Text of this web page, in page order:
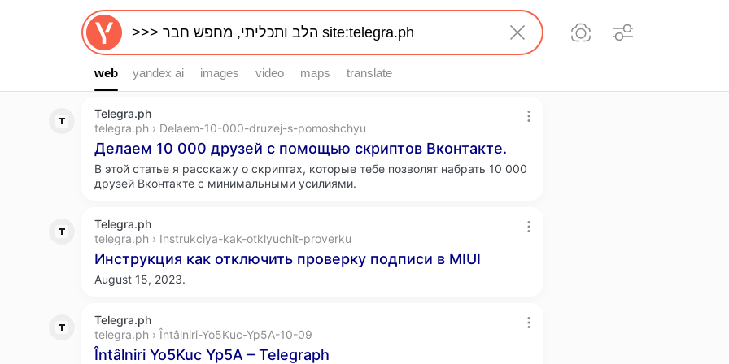
web
web yandex ai images video maps translate
Telegra.ph
telegra.ph › Delaem-10-000-druzej-s-pomoshchyu
Делаем 10 000 друзей с помощью скриптов Вконтакте.
В этой статье я расскажу о скриптах, которые тебе позволят набрать 10 000
друзей Вконтакте с минимальными усилиями.
Telegra.ph
telegra.ph › Instrukciya-kak-otklyuchit-proverku
Инструкция как отключить проверку подписи в MIUI
August 15, 2023.
Telegra.ph
telegra.ph › Întâlniri-Yo5Kuc-Yp5A-10-09
Întâlniri Yo5Kuc Yp5A – Telegraph